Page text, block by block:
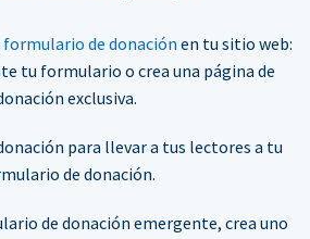
formulario de donación en tu sitio web:
tu formulario o crea una página de
exclusiva.
para llevar a tus lectores a tu
de donación.
de donación emergente, crea uno